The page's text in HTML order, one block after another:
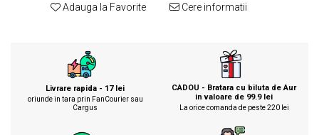
Adauga la Favorite Cere informatii
Livrare rapida - 17 lei
oriunde in tara prin FanCourier sau
Cargus
CADOU - Bratara cu biluta de Aur
in valoare de 99.9 lei
La orice comanda de peste 220 lei